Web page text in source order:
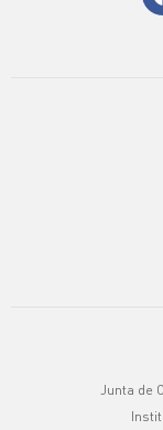
Junta de